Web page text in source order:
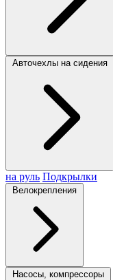
Авточехлы на сидения
на руль Подкрылки
Велокрепления
Насосы, компрессоры